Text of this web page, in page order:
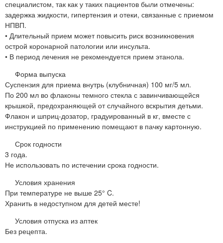
специалистом, так как у таких пациентов были отмечены:
задержка жидкости, гипертензия и отеки, связанные с приемом
НПВП.
• Длительный прием может повысить риск возникновения
острой коронарной патологии или инсульта.
• В период лечения не рекомендуется прием этанола.
Форма выпуска
Суспензия для приема внутрь (клубничная) 100 мг/5 мл.
По 200 мл во флаконы темного стекла с завинчивающейся
крышкой, предохраняющей от случайного вскрытия детьми.
Флакон и шприц-дозатор, градуированный в кг, вместе с
инструкцией по применению помещают в пачку картонную.
Срок годности
3 года.
Не использовать по истечении срока годности.
Условия хранения
При температуре не выше 25° C.
Хранить в недоступном для детей месте!
Условия отпуска из аптек
Без рецепта.